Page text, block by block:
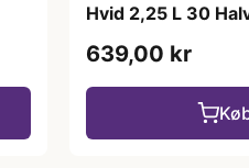
Hvid 2,25 L 30
639,00 kr